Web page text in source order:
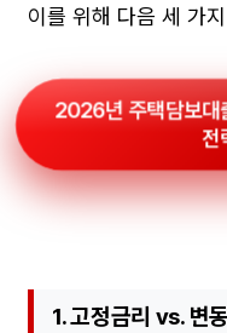
이를 위해 다음 세 가
2026년 주택담보대
전
1. 고정금리 vs. 변